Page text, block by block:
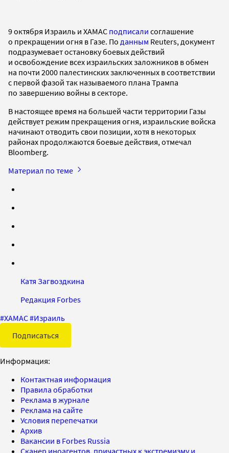
9 октября Израиль и ХАМАС подписали соглашение
о прекращении огня в Газе. По данным Reuters, документ
подразумевает остановку боевых действий
и освобождение всех израильских заложников в обмен
на почти 2000 палестинских заключенных в соответствии
с первой фазой так называемого плана Трампа
по завершению войны в секторе.
В настоящее время на большей части территории Газы
действует режим прекращения огня, израильские войска
начинают отводить свои позиции, хотя в некоторых
районах продолжаются боевые действия, отмечал
Bloomberg.
Материал по теме
Катя Загвоздкина
Редакция Forbes
#ХАМАС#Израиль
Подписаться
Информация:
Контактная информация
Правила обработки
Реклама в журнале
Реклама на сайте
Условия перепечатки
Архив
Вакансии в Forbes Russia
Сканер иноагентов, причастных к экстремизму и